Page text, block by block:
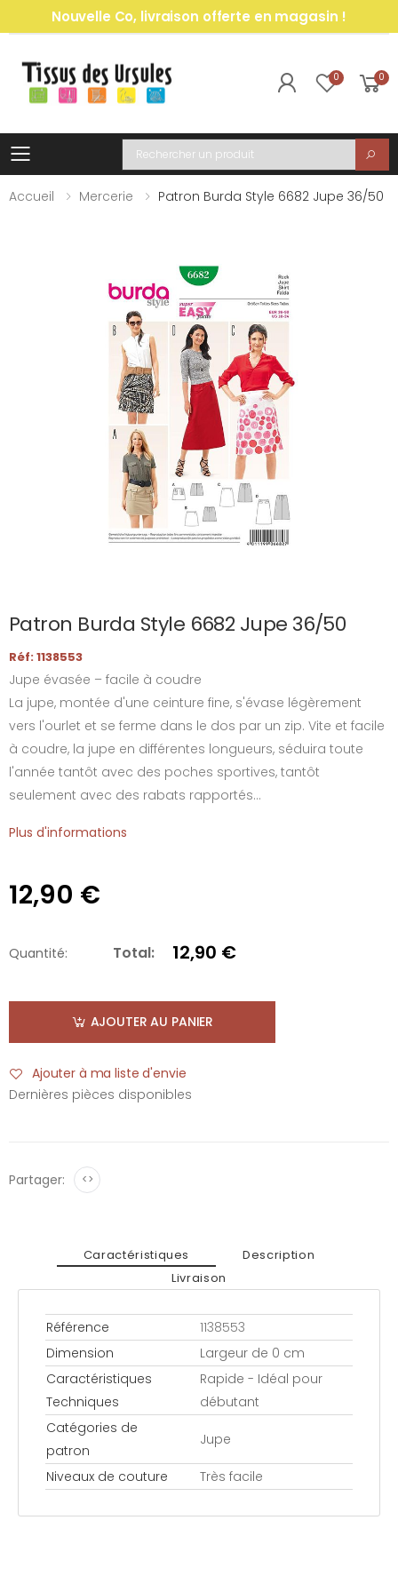
Nouvelle Co, livraison offerte en magasin !
0 0
Toggle mobile menu
Recherche
Accueil
Mercerie Patron Burda Style 6682 Jupe 36/50
Patron Burda Style 6682 Jupe 36/50
Réf: 1138553
Jupe évasée – facile à coudre
La jupe, montée d'une ceinture fine, s'évase légèrement
vers l'ourlet et se ferme dans le dos par un zip. Vite et facile
à coudre, la jupe en différentes longueurs, séduira toute
l'année tantôt avec des poches sportives, tantôt
seulement avec des rabats rapportés...
Plus d'informations
12,90 €
Quantité: Total: 12,90 €
AJOUTER AU PANIER
Ajouter à ma liste d'envie
Dernières pièces disponibles
Partager: <>
Caractéristiques
Description
Livraison
Référence
1138553
Dimension
Largeur de 0 cm
Caractéristiques
Techniques
Rapide - Idéal pour
débutant
Catégories de
patron
Jupe
Niveaux de couture Très facile